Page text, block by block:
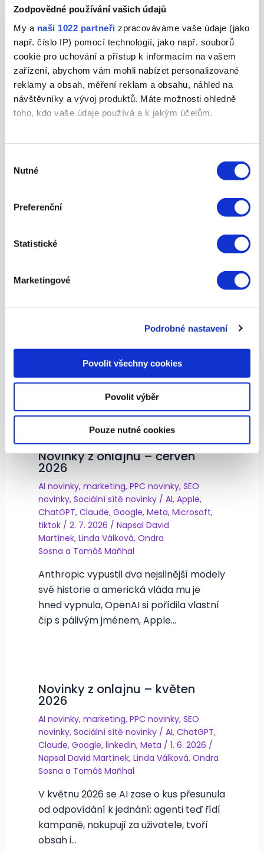
Zodpovědné používání vašich údajů
My a naši 1022 partneři zpracováváme vaše údaje (jako
např. číslo IP) pomocí technologií, jako např. souborů
cookie pro uchování a přístup k informacím na vašem
zařízení, abychom vám mohli nabízet personalizované
reklamy a obsah, měření reklam a obsahu, náhled na
návštěvníky a vývoj produktů. Máte možnosti ohledně
toho, kdo vaše údaje používá a k jakým účelům.
poloze, které mohou být přesné na několik metrů
skenování pro konkrétní charakteristiky (otisk prstu)
Zjistěte více o tom, jak zpracováváme vaše osobní
Svůj souhlas můžete kdykoliv změnit nebo odvolat v
K personalizaci obsahu a reklam, poskytování funkcí
sdílíme se svými partnery pro sociální média, inzerci a
dalšími informacemi, které jste jim poskytli nebo které
získali v důsledku toho, že používáte jejich služby.
souhlasu
Nutné
Preferenční
Statistické
Marketingové
Podrobné nastavení
Povolit všechny cookies
Povolit výběr
Pouze nutné cookies
David Martínek
testovaném softwaru nenechá nit suchou a v
ostatních ani nepovažuje za chybu. Příležitostný
psavec a zarytý antiprogramátor, libující si v roli
"blbuvzdorný". Nově také průzkumník rozvíjejícího
Ve volném čase převážně basák a náruživý pejskař.
Související příspěvky
Novinky z onlajnu – červen
2026
AI novinky, marketing, PPC novinky, SEO
novinky, Sociální sítě novinky/ AI, Apple,
ChatGPT, Claude, Google, Meta, Microsoft,
tiktok/ 2. 7. 2026 / Napsal David
Martínek, Linda Válková, Ondra
Sosna a Tomáš Maňhal
Anthropic vypustil dva nejsilnější modely
své historie a americká vláda mu je
hned vypnula, OpenAI si pořídila vlastní
čip s pálivým jménem, Apple…
Novinky z onlajnu – květen
2026
AI novinky, marketing, PPC novinky, SEO
novinky, Sociální sítě novinky/ AI, ChatGPT,
Claude, Google, linkedin, Meta / 1. 6. 2026 /
Napsal David Martínek, Linda Válková, Ondra
Sosna a Tomáš Maňhal
V květnu 2026 se AI zase o kus přesunula
od odpovídání k jednání: agenti teď řídí
kampaně, nakupují za uživatele, tvoří
obsah i…